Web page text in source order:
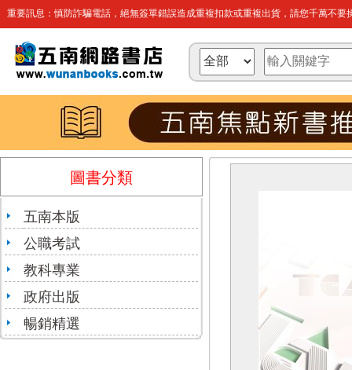
重要訊息：慎防詐騙電話，絕無簽單錯誤造成重複扣款或重複出貨，請您千萬不要
圖書分類
五南本版
公職考試
教科專業
政府出版
暢銷精選